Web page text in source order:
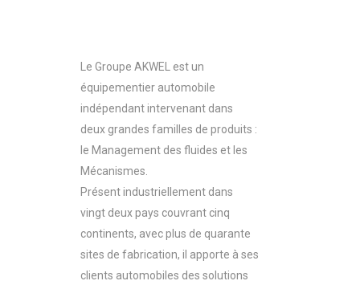
Le Groupe AKWEL est un
équipementier automobile
indépendant intervenant dans
deux grandes familles de produits :
le Management des fluides et les
Mécanismes.
Présent industriellement dans
vingt deux pays couvrant cinq
continents, avec plus de quarante
sites de fabrication, il apporte à ses
clients automobiles des solutions